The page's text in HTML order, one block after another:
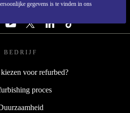
gegevens is te vinden in ons
VOLG ONS
BEDRIJF
voor refurbed?
proces